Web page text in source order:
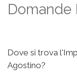
Domande
Dove si trova
Agostino?